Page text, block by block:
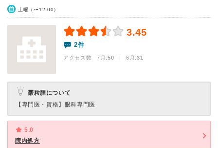
土曜（〜12:00）
3.45
2件
アクセス数 7月:50 | 6月:31
霰粒腫について
【専門医・資格】 眼科専門医
5.0
院内処方